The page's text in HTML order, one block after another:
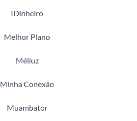
IDinheiro
Melhor Plano
Méliuz
Minha Conexão
Muambator